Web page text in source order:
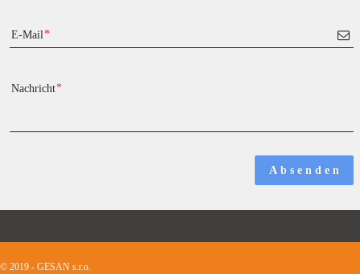
E-Mail
Nachricht
A b s e n d e n
© 2019 - GESAN s.r.o.